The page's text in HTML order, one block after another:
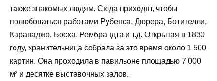
также знакомых людям. Сюда приходят, чтобы
полюбоваться работами Рубенса, Дюрера, Ботителли,
Караваджо, Босха, Рембрандта и т.д. Открытая в 1830
году, хранительница собрала за это время около 1 500
картин. Она проходила в павильоне площадью 7 000
м² и десятке выставочных залов.